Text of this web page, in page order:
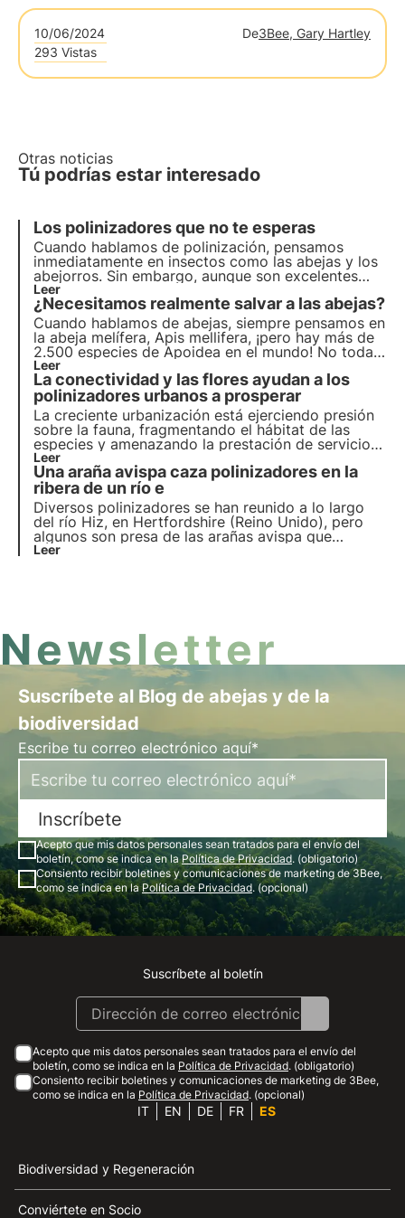
10/06/2024 De3Bee, Gary Hartley
293 Vistas
Otras noticias
Tú podrías estar interesado
Los polinizadores que no te esperas
Cuando hablamos de polinización, pensamos
inmediatamente en insectos como las abejas y los
abejorros. Sin embargo, aunque son excelentes
polinizadores, estos insectos no son los únicos que
contribuyen a este importante servicio del
ecosistema.
Leer
¿Necesitamos realmente salvar a las abejas?
Cuando hablamos de abejas, siempre pensamos en
la abeja melífera, Apis mellifera, ¡pero hay más de
2.500 especies de Apoidea en el mundo! No todas
producen miel y a menudo pasan desapercibidas.
Todas estas abejas necesitan protección y
conservación. Pero, ¿realmente hay que salvarlas?
Leer
La conectividad y las flores ayudan a los
polinizadores urbanos a prosperar
La creciente urbanización está ejerciendo presión
sobre la fauna, fragmentando el hábitat de las
especies y amenazando la prestación de servicios
ecosistémicos como la polinización. Pero hay
esperanza de un futuro más conectado y lleno de
flores en nuestras ciudades.
Leer
Una araña avispa caza polinizadores en la
ribera de un río e
Diversos polinizadores se han reunido a lo largo
del río Hiz, en Hertfordshire (Reino Unido), pero
algunos son presa de las arañas avispa que
acechan. Este es el formato 3Bee para noticias
Leer
Newsletter
Suscríbete al Blog de abejas y de la
biodiversidad
Escribe tu correo electrónico aquí*
Inscríbete
Acepto que mis datos personales sean tratados para el envío del
boletín, como se indica en laPolítica de Privacidad. (obligatorio)
Consiento recibir boletines y comunicaciones de marketing de 3Bee,
como se indica en laPolítica de Privacidad. (opcional)
Instagram
Facebook
Linkedin
Youtube
Suscríbete al boletín
Acepto que mis datos personales sean tratados para el envío del
boletín, como se indica en la Política de Privacidad. (obligatorio)
Consiento recibir boletines y comunicaciones de marketing de 3Bee,
como se indica en la Política de Privacidad. (opcional)
IT EN DE FR ES
Biodiversidad y Regeneración
Conviértete en Socio